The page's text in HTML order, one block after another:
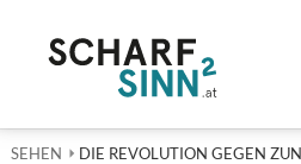
SEHEN AKTUELL: DIE REVOLUTION
DIE REVOLUTION GEGEN